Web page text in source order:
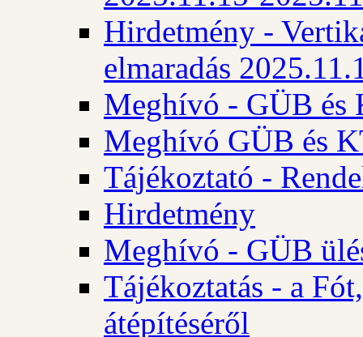
Hirdetmény -
elmaradás
Meghívó - GÜB és
Meghívó GÜB és
Tájékoztató -
Hirdetmény
Meghívó - GÜB
Tájékoztatás - a
átépítéséről